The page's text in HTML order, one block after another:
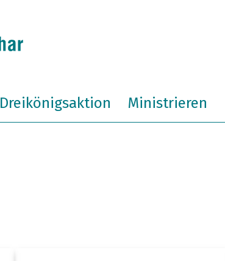
Dreikönigsaktion Ministrieren